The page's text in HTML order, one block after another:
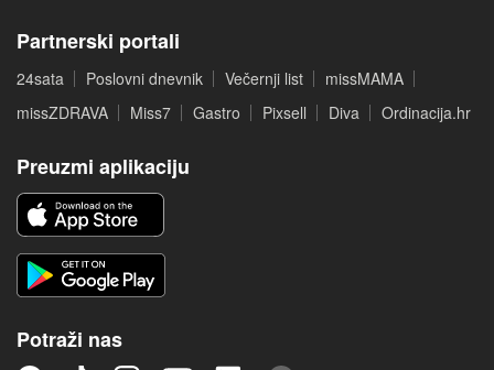
Partnerski portali
24sata Poslovni dnevnik Večernji list
missMAMA
missZDRAVA
Miss7 Gastro Pixsell Diva Ordinacija.hr
Preuzmi aplikaciju
Potraži nas